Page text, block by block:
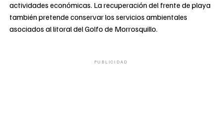
actividades económicas. La recuperación del frente de playa
también pretende conservar los servicios ambientales
asociados al litoral del Golfo de Morrosquillo.
PUBLICIDAD